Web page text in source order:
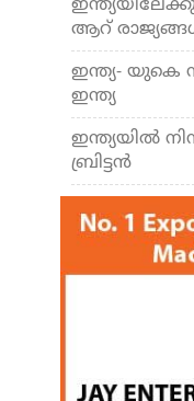
ആറ്
ഇന്ത്യ- യുകെ
ഇന്ത്യ
ഇന്ത്യയില്‍
ബ്രിട്ടന്‍